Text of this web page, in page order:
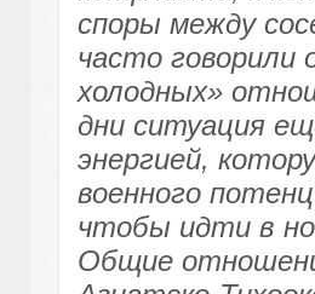
споры между
часто говорили
холодных»
дни ситуация
энергией,
военного
чтобы идти в
Общие